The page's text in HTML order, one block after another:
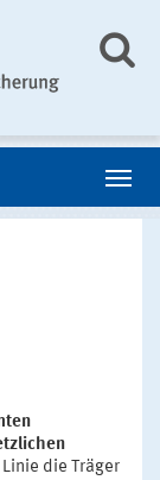
die Träger